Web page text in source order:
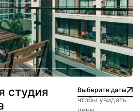
студия
Выберите даты
чтобы увидеть